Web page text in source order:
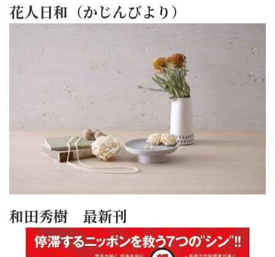
花人日和（かじんびより）
和田秀樹 最新刊